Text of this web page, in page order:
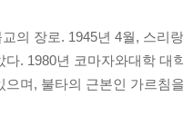
의 장로. 1945년 4월, 스리
다. 1980년 코마자와대학
으며, 불타의 근본인 가르침